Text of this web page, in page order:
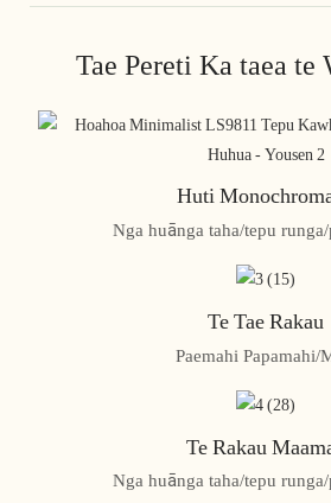
Tae Pereti Ka taea te
Huti
Nga huānga taha/tepu
Te Tae Rakau
Paemahi Papamahi/
Te Rakau
Nga huānga taha/tepu